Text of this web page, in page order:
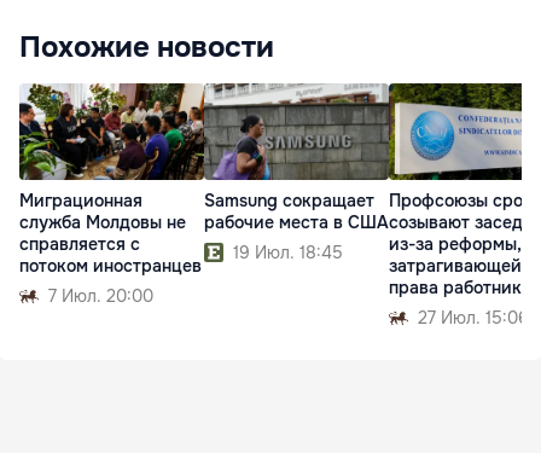
Похожие новости
Миграционная
служба Молдовы не
справляется с
потоком иностранцев
7 Июл. 20:00
Samsung сокращает
рабочие места в США
19 Июл. 18:45
Профсоюзы
созывают
из-за реформы,
затрагивающей
права работников
27 Июл. 15:06